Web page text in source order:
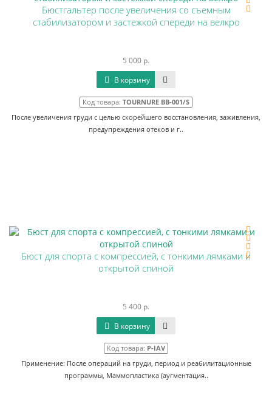
Бюстгальтер после увеличения со съемным
стабилизатором и застежкой спереди на велкро
5 000 р.
В корзину
Код товара: TOURNURE BB-001/S
После увеличения груди с целью скорейшего восстановления, заживления,
предупреждения отеков и г..
Бюст для спорта с компрессией, с тонкими лямками и
открытой спиной
5 400 р.
В корзину
Код товара: P-IAV
Применение: После операций на груди, период и реабилитационные
программы, Маммопластика (аугментация..